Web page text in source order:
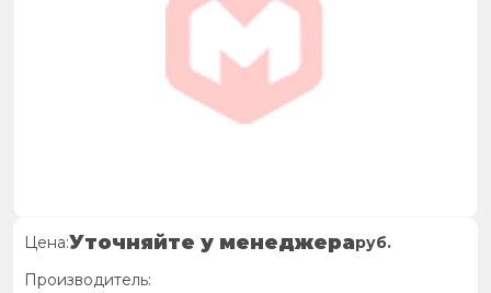
Цена:Уточняйте у менеджераруб.
Производитель: